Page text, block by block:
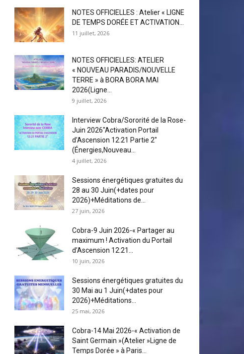
NOTES OFFICIELLES : Atelier « LIGNE
DE TEMPS DORÉE ET ACTIVATION...
11 juillet, 2026
NOTES OFFICIELLES: ATELIER
« NOUVEAU PARADIS/NOUVELLE
TERRE » à BORA BORA MAI
2026(Ligne...
9 juillet, 2026
Interview Cobra/Sororité de la Rose-
Juin 2026″Activation Portail
d’Ascension 12:21 Partie 2″
(Énergies,Nouveau...
4 juillet, 2026
Sessions énergétiques gratuites du
28 au 30 Juin(+dates pour
2026)+Méditations de...
27 juin, 2026
Cobra-9 Juin 2026-« Partager au
maximum ! Activation du Portail
d’Ascension 12:21...
10 juin, 2026
Sessions énergétiques gratuites du
30 Mai au 1 Juin(+dates pour
2026)+Méditations...
25 mai, 2026
Cobra-14 Mai 2026-« Activation de
Saint Germain »(Atelier »Ligne de
Temps Dorée » à Paris...